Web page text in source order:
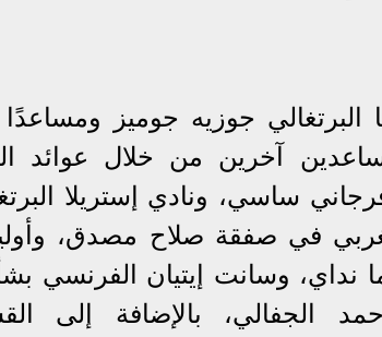
البرتغالي جوزيه جوميز
آخرين من خلال عوائد
ساسي، ونادي إستريلا
في صفقة صلاح مصدق،
نداي، وسانت إيتيان الفرنسي
الجفالي، بالإضافة إلى